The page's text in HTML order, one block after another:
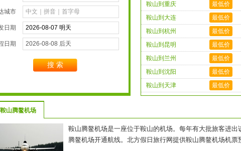
城市
日期
日期
搜索
鞍山到重庆
最低价
鞍山到大连
最低价
鞍山到杭州
最低价
鞍山到昆明
最低价
鞍山到兰州
最低价
鞍山到沈阳
最低价
鞍山到天津
最低价
山腾鳌机场
鞍山腾鳌机场是一座位于鞍山的机场。每年有大批旅客进
腾鳌机场开通航线。北方假日旅行网提供鞍山腾鳌机场机票